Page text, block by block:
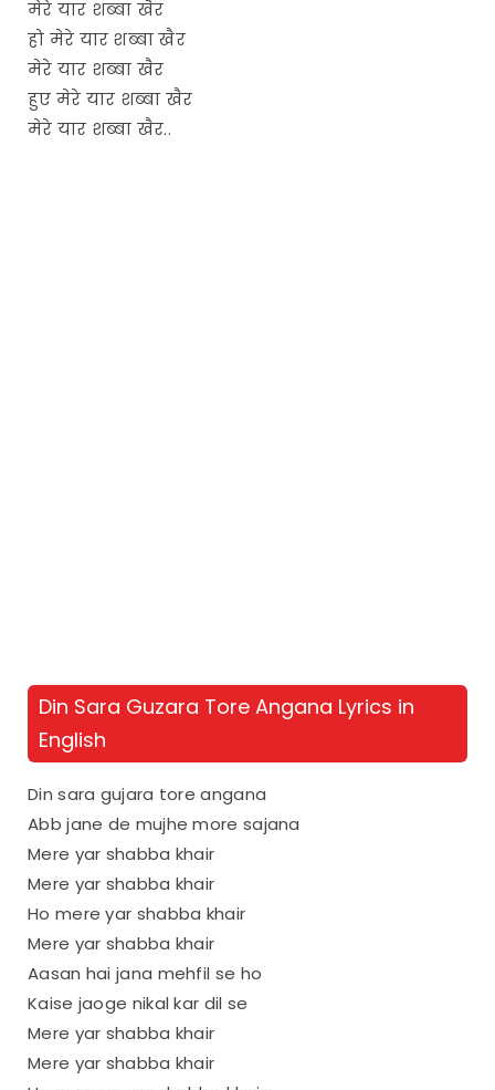
मेरे यार शब्बा खैर
हो मेरे यार शब्बा खैर
मेरे यार शब्बा खैर
हुए मेरे यार शब्बा खैर
मेरे यार शब्बा खैर..
Din Sara Guzara Tore Angana Lyrics in
English
Din sara gujara tore angana
Abb jane de mujhe more sajana
Mere yar shabba khair
Mere yar shabba khair
Ho mere yar shabba khair
Mere yar shabba khair
Aasan hai jana mehfil se ho
Kaise jaoge nikal kar dil se
Mere yar shabba khair
Mere yar shabba khair